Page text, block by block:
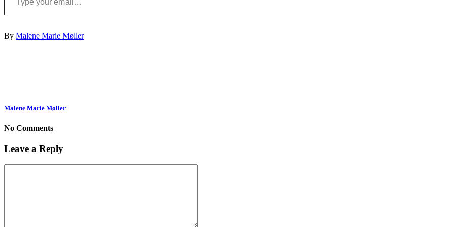
By Malene Marie Møller
Malene Marie Møller
No Comments
Leave a Reply